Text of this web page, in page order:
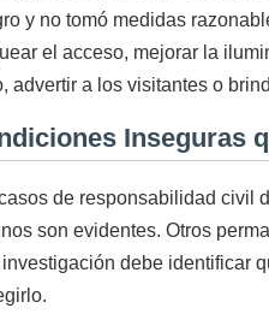
y no tomó medidas
el acceso, mejorar la
advertir a los visitantes o
Inseguras
de responsabilidad civil
son evidentes. Otros
debe identificar